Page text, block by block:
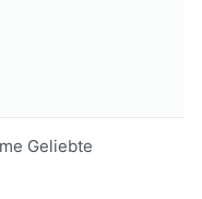
Geliebte